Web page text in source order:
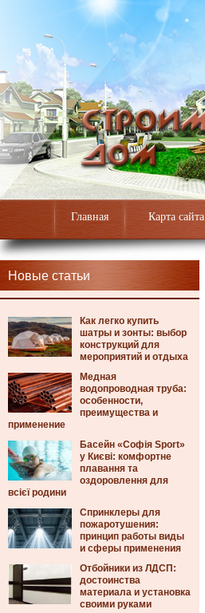
Главная Карта сайта
Новые статьи
Как легко купить
шатры и зонты: выбор
конструкций для
мероприятий и отдыха
Медная
водопроводная труба:
особенности,
преимущества и
применение
Басейн «Софія Sport»
у Києві: комфортне
плавання та
оздоровлення для
всієї родини
Спринклеры для
пожаротушения:
принцип работы виды
и сферы применения
Отбойники из ЛДСП:
достоинства
материала и установка
своими руками